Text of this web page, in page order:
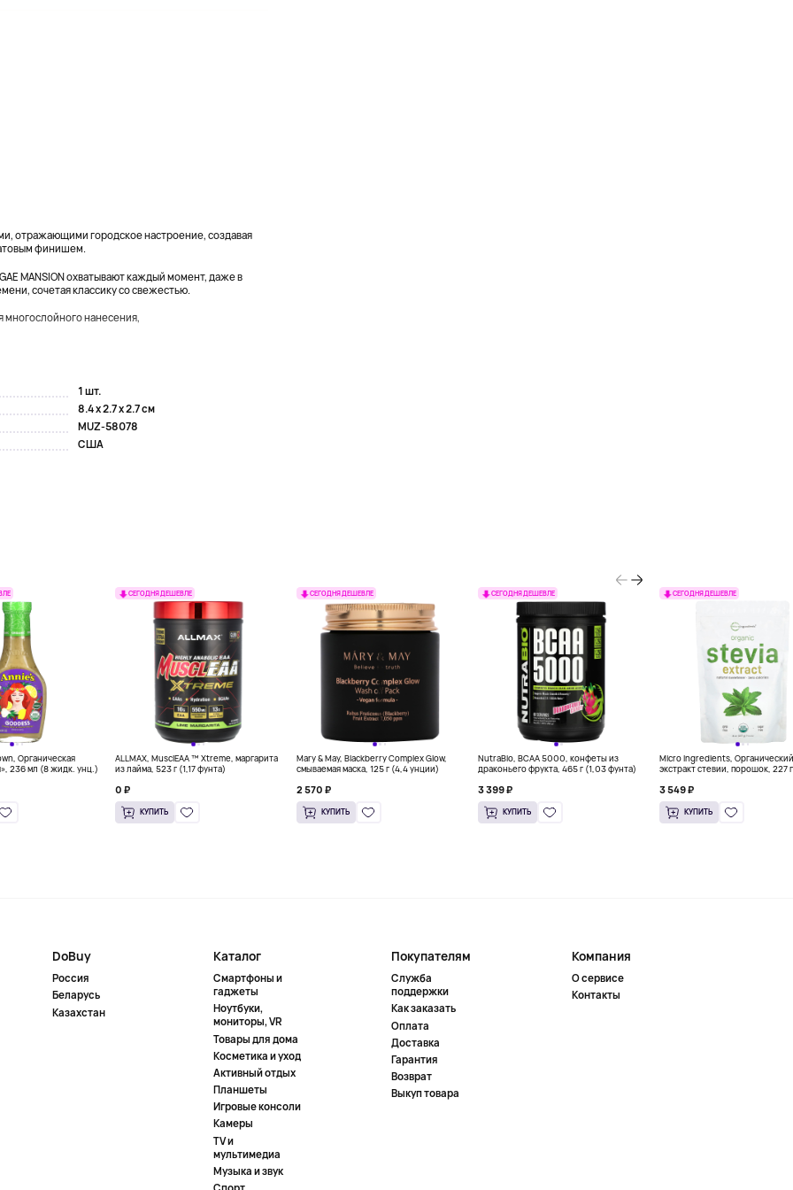
отражающими городское настроение, создавая
финишем.
MANSION охватывают каждый момент, даже в
сочетая классику со свежестью.
нанесения,
1 шт.
8.4 x 2.7 x 2.7 см
MUZ-58078
США
Органическая
236 мл (8 жидк. унц.)
СЕГОДНЯ ДЕШЕВЛЕ
ALLMAX, MusclEAA ™ Xtreme, маргарита
из лайма, 523 г (1,17 фунта)
0 ₽
КУПИТЬ
СЕГОДНЯ ДЕШЕВЛЕ
Mary & May, Blackberry Complex Glow,
смываемая маска, 125 г (4,4 унции)
2 570 ₽
КУПИТЬ
СЕГОДНЯ ДЕШЕВЛЕ
NutraBio, BCAA 5000, конфеты из
драконьего фрукта, 465 г (1,03 фунта)
3 399 ₽
КУПИТЬ
СЕГОДНЯ ДЕШЕВЛЕ
Micro Ingredients, Органический
экстракт стевии, порошок, 227
3 549 ₽
КУПИТЬ
DoBuy
Россия
Беларусь
Казахстан
Каталог
Смартфоны и
гаджеты
Ноутбуки,
мониторы, VR
Товары для дома
Косметика и уход
Активный отдых
Планшеты
Игровые консоли
Камеры
TV и
мультимедиа
Музыка и звук
Покупателям
Служба
поддержки
Как заказать
Оплата
Доставка
Гарантия
Возврат
Выкуп товара
Компания
О сервисе
Контакты